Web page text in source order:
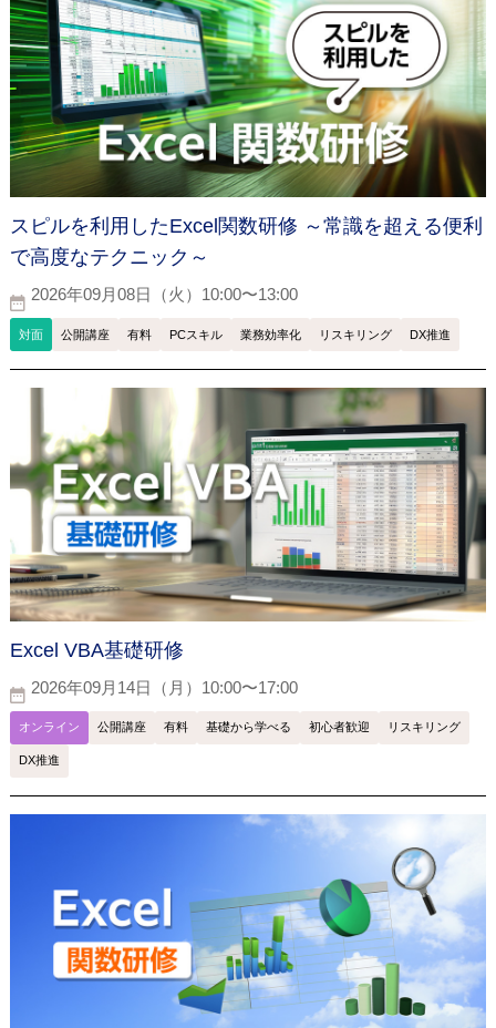
スピルを利用したExcel関数研修 ～常識を超える便利
で高度なテクニック～
2026年09月08日（火）10:00〜13:00
対面 公開講座 有料 PCスキル 業務効率化 リスキリング DX推進
Excel VBA基礎研修
2026年09月14日（月）10:00〜17:00
オンライン 公開講座 有料 基礎から学べる 初心者歓迎 リスキリング
DX推進